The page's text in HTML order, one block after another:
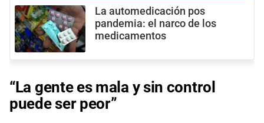
La automedicación pos
pandemia: el narco de los
medicamentos
“La gente es mala y sin control
puede ser peor”